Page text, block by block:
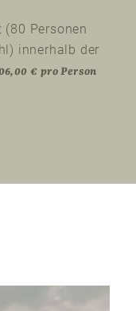
Personen
innerhalb der
€ pro Person